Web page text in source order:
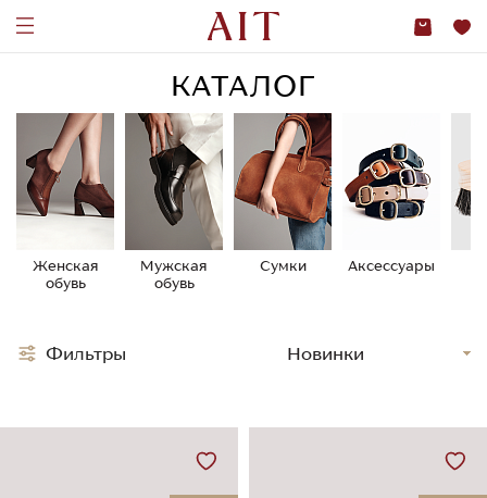
КАТАЛОГ
Женская
обувь
Мужская
обувь
Сумки Аксессуары
Фильтры